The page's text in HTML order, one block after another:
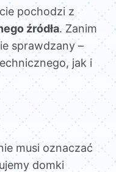
pochodzi z
źródła. Zanim
sprawdzany –
jak i
musi oznaczać
domki